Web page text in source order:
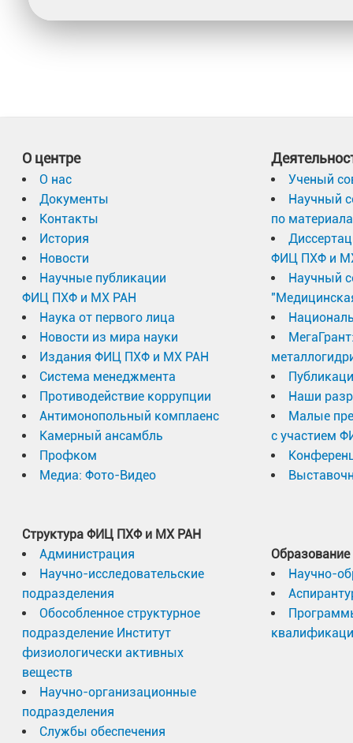
О центре
О нас
Документы
Контакты
История
Новости
Научные публикации
ФИЦ ПХФ и МХ РАН
Наука от первого лица
Новости из мира науки
Издания ФИЦ ПХФ и МХ РАН
Система менеджмента
Противодействие коррупции
Антимонопольный комплаенс
Камерный ансамбль
Профком
Медиа: Фото-Видео
Структура ФИЦ ПХФ и МХ РАН
Администрация
Научно-исследовательские
подразделения
Обособленное структурное
подразделение Институт
физиологически активных
веществ
Научно-организационные
подразделения
Службы обеспечения
Ученый
Научный
по
ФИЦ ПХФ и
Научный
Наши
Малые
с участием
Образование
Научно-